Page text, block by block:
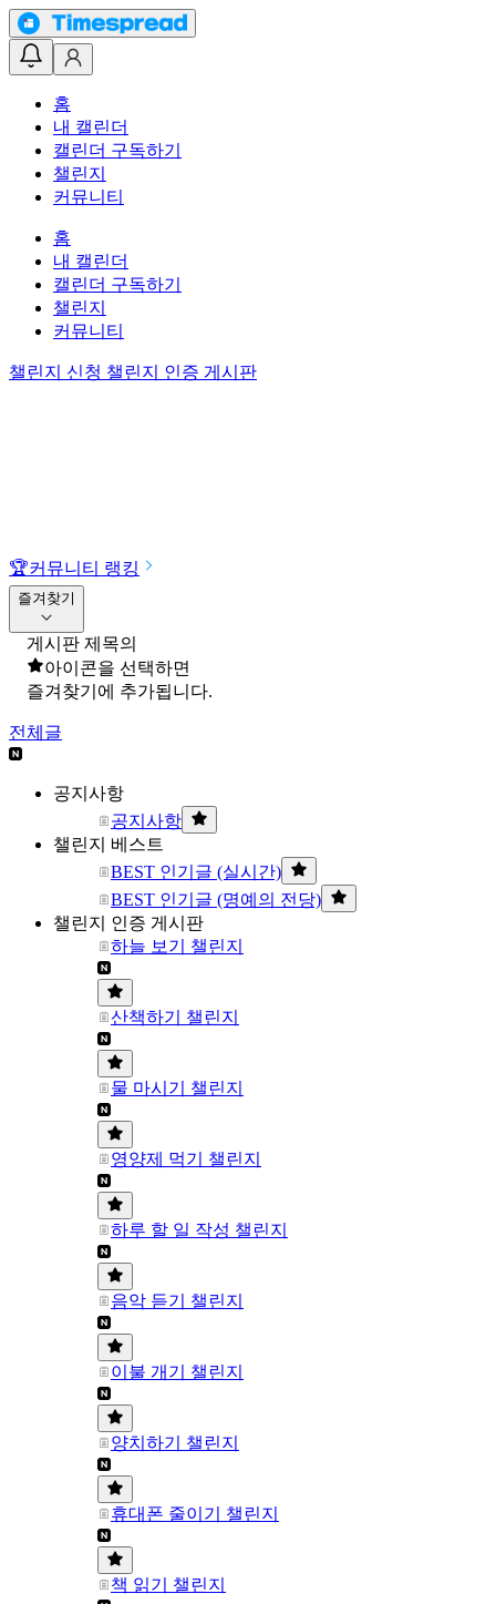
홈
내 캘린더
캘린더 구독하기
챌린지
커뮤니티
홈
내 캘린더
캘린더 구독하기
챌린지
커뮤니티
챌린지 신청 챌린지 인증 게시판
🏆커뮤니티 랭킹
즐겨찾기
게시판 제목의
아이콘을 선택하면
즐겨찾기에 추가됩니다.
전체글
공지사항
공지사항
챌린지 베스트
BEST 인기글 (실시간)
BEST 인기글 (명예의 전당)
챌린지 인증 게시판
하늘 보기 챌린지
산책하기 챌린지
물 마시기 챌린지
영양제 먹기 챌린지
하루 할 일 작성 챌린지
음악 듣기 챌린지
이불 개기 챌린지
양치하기 챌린지
휴대폰 줄이기 챌린지
책 읽기 챌린지